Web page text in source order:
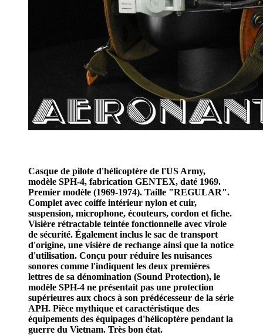
Casque de pilote d'hélicoptère de l'US Army,
modèle SPH-4, fabrication GENTEX, daté 1969.
Premier modèle (1969-1974). Taille "REGULAR".
Complet avec coiffe intérieur nylon et cuir,
suspension, microphone, écouteurs, cordon et fiche.
Visière rétractable teintée fonctionnelle avec virole
de sécurité. Également inclus le sac de transport
d'origine, une visière de rechange ainsi que la notice
d'utilisation. Conçu pour réduire les nuisances
sonores comme l'indiquent les deux premières
lettres de sa dénomination (Sound Protection), le
modèle SPH-4 ne présentait pas une protection
supérieures aux chocs à son prédécesseur de la série
APH. Pièce mythique et caractéristique des
équipements des équipages d'hélicoptère pendant la
guerre du Vietnam. Très bon état.